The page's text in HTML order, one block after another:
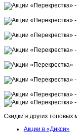
Скидки в других топовых
Акции в «Дикси»